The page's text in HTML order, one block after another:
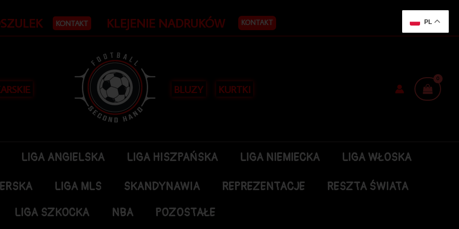
KONTAKT KLEJENIE NADRUKÓW KONTAKT
BLUZY KURTKI
LIGA ANGIELSKA LIGA HISZPAŃSKA LIGA NIEMIECKA LIGA WŁOSKA
LIGA MLS SKANDYNAWIA REPREZENTACJE
RESZTA ŚWIATA
LIGA SZKOCKA
NBA POZOSTAŁE
najnowszych PL